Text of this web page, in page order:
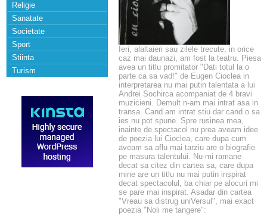
Religie
Sanatate
Societate
Sport
Stiinta
Turism
Ieri, alaltaieri sau zilele trecute, in orice
caz mai daunazi, am fost la teatru. Piesa
avea un titlu promitator "Dati totul la o
parte ca sa vad!" de Eugen Cioclea in
interpretarea nu mai putin talentata a lui
Andrei Sochirca acompaniat de 4 bravi
muzicieni. Demult n-am mai intrat asa in
transa. Cand am intrat stiu dar cand o sa
ies nu pot spune. Spre rusinea mea,
inainte de spectacol nu prea aveam idee
de poezia lui Cioclea, care dupa cum
aveam sa aflu mai tarziu are o biografie
pe masura talentului. Nu-mi ramane
decat sa citez din cartea sa, care dupa
mine are un titlu nu mai putin inspirat
decat spectacolul, ba chiar pe alocuri mi
se pare mai inspirat. Asadar din cartea
"Vreau sa distrug uniVersul", mai exact
poezia "Noli me tangere":